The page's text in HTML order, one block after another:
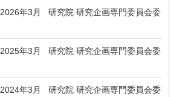
2026年3月
研究院 研究企画専門委員会委
2025年3月
研究院 研究企画専門委員会委
2024年3月
研究院 研究企画専門委員会委